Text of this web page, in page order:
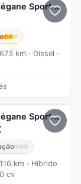
Evolution
Sport Tourer
km · Diesel ·
Edition
Sport Tourer
km · Híbrido
cv